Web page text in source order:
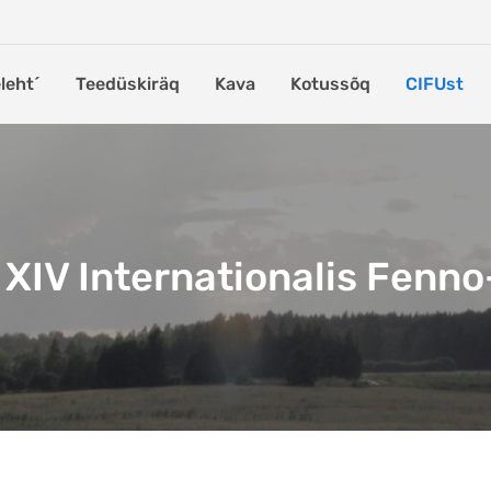
Teedüskiräq Kava Kotussõq CIFUst
Internationalis